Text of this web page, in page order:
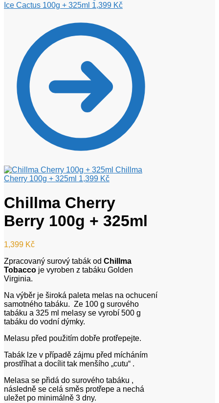
Ice Cactus 100g + 325ml 1,399 Kč
Chillma
Cherry 100g + 325ml 1,399 Kč
Chillma Cherry
Berry 100g + 325ml
1,399 Kč
Zpracovaný surový tabák od Chillma
Tobacco je vyroben z tabáku Golden
Virginia.
Na výběr je široká paleta melas na ochucení
samotného tabáku. Ze 100 g surového
tabáku a 325 ml melasy se vyrobí 500 g
tabáku do vodní dýmky.
Melasu před použitím dobře protřepejte.
Tabák lze v případě zájmu před mícháním
prostříhat a docílit tak menšího „cutu“ .
Melasa se přidá do surového tabáku ,
následně se celá směs protřepe a nechá
uležet po minimálně 3 dny.